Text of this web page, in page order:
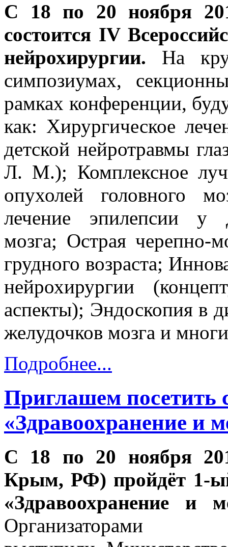
C 18 по 20 ноября
состоится IV
нейрохирургии. На
симпозиумах,
рамках конференции,
как: Хирургическое
детской нейротравмы
Л. М.); Комплексное
опухолей головного
лечение эпилепсии у
мозга; Острая черепно-
грудного возраста;
нейрохирургии
аспекты); Эндоскопия в
желудочков мозга и
Подробнее...
Приглашем посетить
«Здравоохранение и
С 18 по 20 ноября
Крым, РФ) пройдёт 1-
«Здравоохранение и